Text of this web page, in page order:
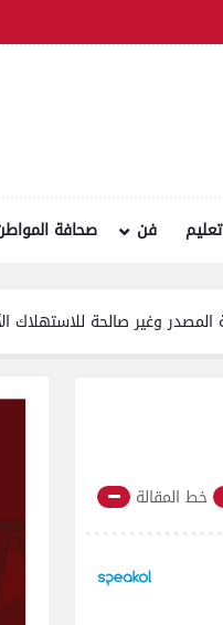
تعليم فن صحافة
تموين الفيوم
خط المقالة